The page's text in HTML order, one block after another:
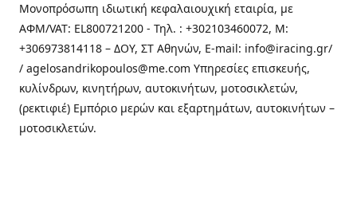
Μονοπρόσωπη ιδιωτική κεφαλαιουχική εταιρία, με
ΑΦΜ/VAT: EL800721200 - Τηλ. : +302103460072, M:
+306973814118 – ΔΟΥ, ΣΤ Αθηνών, E-mail: info@iracing.gr/
/ agelosandrikopoulos@me.com Υπηρεσίες επισκευής,
κυλίνδρων, κινητήρων, αυτοκινήτων, μοτοσικλετών,
(ρεκτιφιέ) Εμπόριο μερών και εξαρτημάτων, αυτοκινήτων –
μοτοσικλετών.